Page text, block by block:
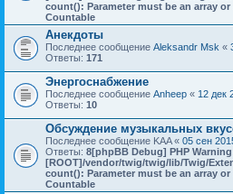
count(): Parameter must be an array
Countable
Анекдоты
Последнее сообщение Aleksandr Msk «
Ответы: 171
Энергоснабжение
Последнее сообщение Anheep « 12 дек
Ответы: 10
Обсуждение музыкальных
Последнее сообщение KAA« 05 сен
Ответы: 8[phpBB Debug] PHP Warning
[ROOT]/vendor/twig/twig/lib/Twig/
count(): Parameter must be an array
Countable